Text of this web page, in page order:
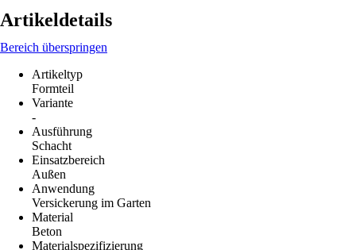
Artikeldetails
Bereich überspringen
Artikeltyp
Formteil
Variante
-
Ausführung
Schacht
Einsatzbereich
Außen
Anwendung
Versickerung im Garten
Material
Beton
Materialspezifizierung